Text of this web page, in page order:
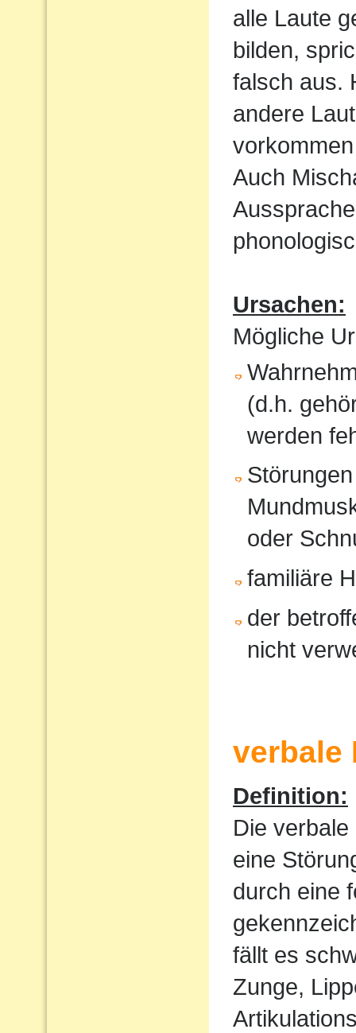
alle Laute
bilden,
falsch aus.
andere
Auch
Ursachen:
Mögliche
(d.h.
werden
oder
familiäre
der
nicht
verbale
Definition:
Die
eine
durch eine
fällt es
Zunge,